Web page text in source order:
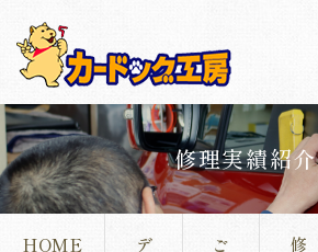
修理実績紹介
HOME デ ご 修